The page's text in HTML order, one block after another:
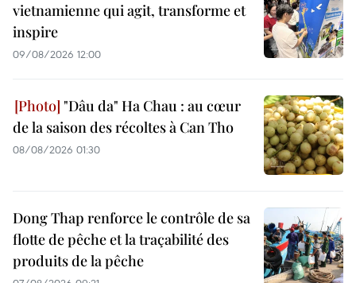
vietnamienne qui agit, transforme et
inspire
09/08/2026 12:00
"Dâu da" Ha Chau : au cœur
de la saison des récoltes à Can Tho
08/08/2026 01:30
Dong Thap renforce le contrôle de sa
flotte de pêche et la traçabilité des
produits de la pêche